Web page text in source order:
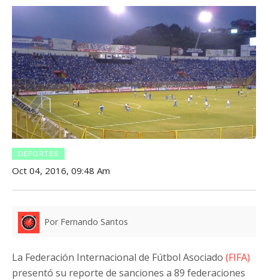
DEPORTES
Oct 04, 2016, 09:48 Am
Por Fernando Santos
La Federación Internacional de Fútbol Asociado (FIFA)
presentó su reporte de sanciones a 89 federaciones